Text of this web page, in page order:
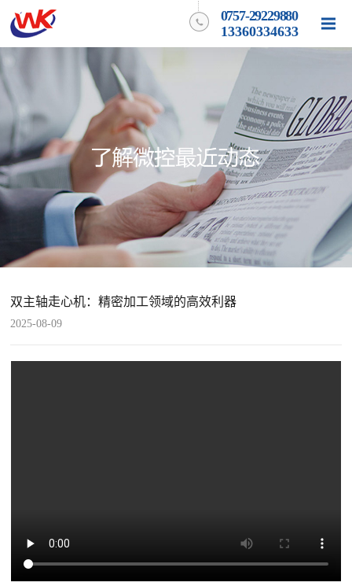
0757-29229880
13360334633
双主轴走心机：精密加工领域的高效利器
2025-08-09